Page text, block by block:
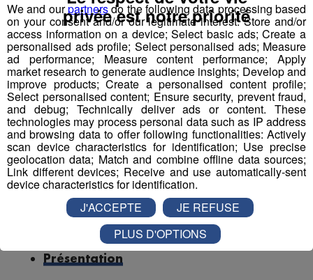
Autre diplôme accepté : Moniteur-Educateur.
> poste à pourvoir dès que possible
Conditions:
CDI, 35h hebdomadaires, travail 1 weekend /2
(prime les dimanches travaillés)
Rémunération base conventionnelle CCN 1966,
salaire brut mensuel (indicatif de base, ancienneté
et diplôme pris en compte) : 2 000€
Mutuelle prise en charge à 90% par l’employeur
Financement VAE et formations par l’employeur,
avantages œuvres sociales, cycle de travail en 2
semaines (1 semaine 5 jours et 1 semaine 4 jours
Présentation
We and ourpartnersdo the following data processing based
on your consent and/or our legitimate interest: Store and/or
access information on a device; Select basic ads; Create a
personalised ads profile; Select personalised ads; Measure
ad performance; Measure content performance; Apply
market research to generate audience insights; Develop and
improve products; Create a personalised content profile;
Select personalised content; Ensure security, prevent fraud,
and debug; Technically deliver ads or content. These
technologies may process personal data such as IP address
and browsing data to offer following functionalities: Actively
scan device characteristics for identification; Use precise
geolocation data; Match and combine offline data sources;
Link different devices; Receive and use automatically-sent
device characteristics for identification.
privée est notre priorité
J'ACCEPTE
JE REFUSE
PLUS D'OPTIONS